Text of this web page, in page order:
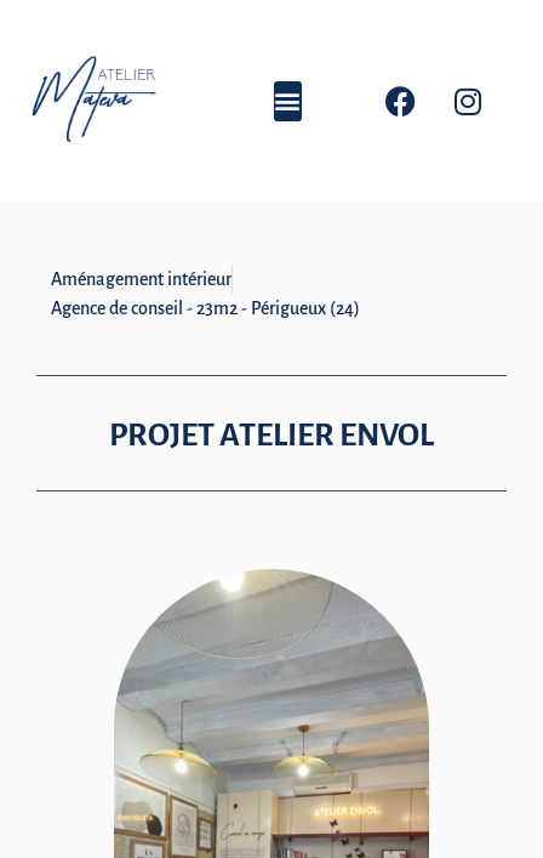
Aménagement intérieur
Agence de conseil - 23m2 - Périgueux (24)
PROJET ATELIER ENVOL